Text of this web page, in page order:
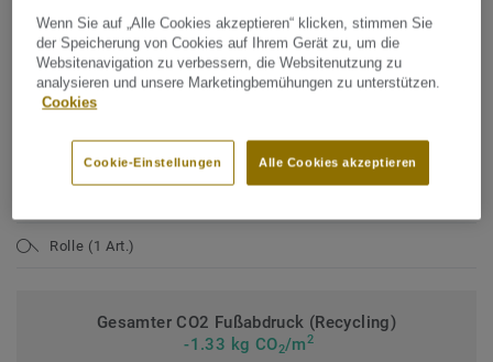
TECHNISCHE DATEN
Produktart:Mehrzweck-Sporthallenböden (EN 14904)
Qualität & Umwelt Zertifizierungen:ISO 14001
Gesamtstärke:3,20 mm
Rolle (1 Art.)
Gesamter CO2 Fußabdruck (Recycling)
-1.33 kg CO2/m2
Wenn Sie auf „Alle Cookies akzeptieren“ klicken, stimmen Sie
der Speicherung von Cookies auf Ihrem Gerät zu, um die
Websitenavigation zu verbessern, die Websitenutzung zu
analysieren und unsere Marketingbemühungen zu unterstützen.
Cookies
Alle Cookies akzeptieren
Cookie-Einstellungen